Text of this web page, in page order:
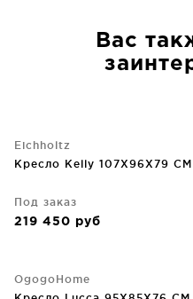
Вас
Eichholtz
Кресло Kelly 107X96X79 CM
Под заказ
219 450 руб
OgogoHome